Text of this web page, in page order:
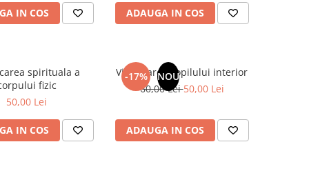
IN COS ADAUGA IN COS
spirituala a
fizic
50,00 Lei
IN COS
-17% NOU
Vindecarea copilului interior
60,00 Lei50,00 Lei
ADAUGA IN COS